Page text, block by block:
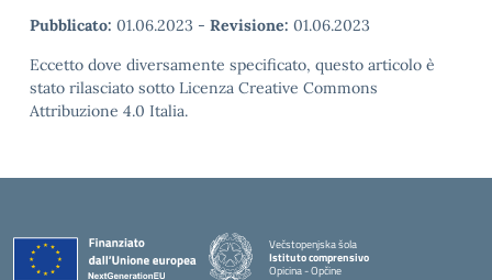
Pubblicato: 01.06.2023 - Revisione: 01.06.2023
Eccetto dove diversamente specificato, questo articolo è
stato rilasciato sotto Licenza Creative Commons
Attribuzione 4.0 Italia.
Večstopenjska šola
Istituto comprensivo
Opicina - Opčine